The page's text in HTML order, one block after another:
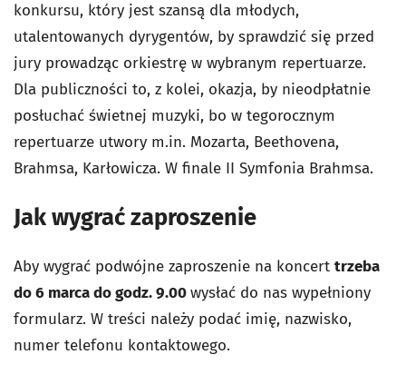
konkursu, który jest szansą dla młodych,
utalentowanych dyrygentów, by sprawdzić się przed
jury prowadząc orkiestrę w wybranym repertuarze.
Dla publiczności to, z kolei, okazja, by nieodpłatnie
posłuchać świetnej muzyki, bo w tegorocznym
repertuarze utwory m.in. Mozarta, Beethovena,
Brahmsa, Karłowicza. W finale II Symfonia Brahmsa.
Jak wygrać zaproszenie
Aby wygrać podwójne zaproszenie na koncert trzeba
do 6 marca do godz. 9.00wysłać do nas wypełniony
formularz. W treści należy podać imię, nazwisko,
numer telefonu kontaktowego.